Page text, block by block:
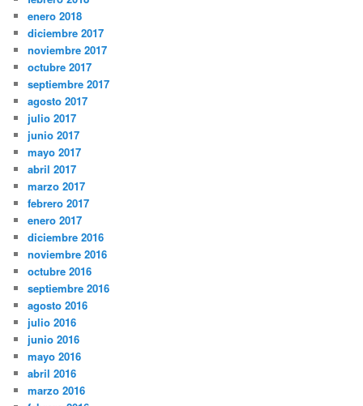
enero 2018
diciembre 2017
noviembre 2017
octubre 2017
septiembre 2017
agosto 2017
julio 2017
junio 2017
mayo 2017
abril 2017
marzo 2017
febrero 2017
enero 2017
diciembre 2016
noviembre 2016
octubre 2016
septiembre 2016
agosto 2016
julio 2016
junio 2016
mayo 2016
abril 2016
marzo 2016